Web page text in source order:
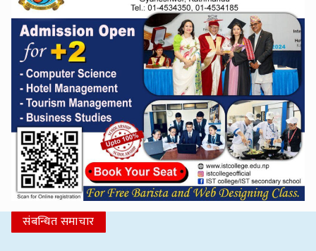
संबन्धित समाचार